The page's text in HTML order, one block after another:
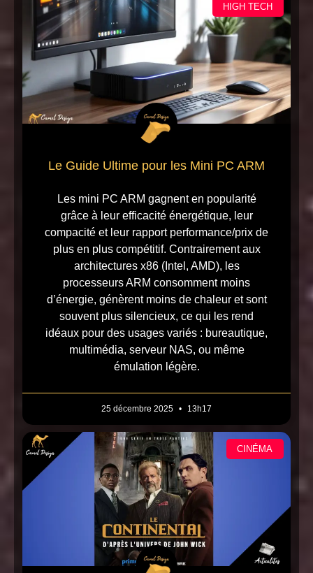
HIGH TECH
Le Guide Ultime pour les Mini PC ARM
Les mini PC ARM gagnent en popularité
grâce à leur efficacité énergétique, leur
compacité et leur rapport performance/prix de
plus en plus compétitif. Contrairement aux
architectures x86 (Intel, AMD), les
processeurs ARM consomment moins
d’énergie, génèrent moins de chaleur et sont
souvent plus silencieux, ce qui les rend
idéaux pour des usages variés : bureautique,
multimédia, serveur NAS, ou même
émulation légère.
25 décembre 2025 13h17
CINÉMA